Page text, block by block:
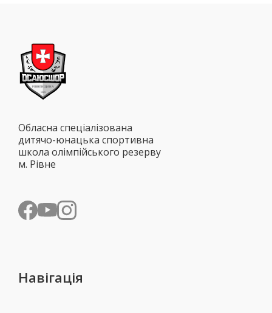
Обласна спеціалізована
дитячо-юнацька спортивна
школа олімпійського резерву
м. Рівне
Навігація